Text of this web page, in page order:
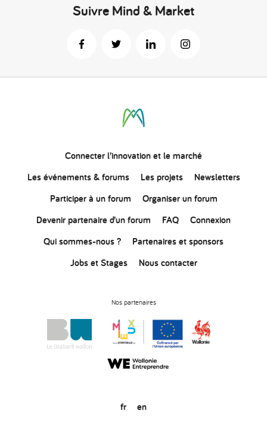
Suivre Mind & Market
Connecterl’innovationet le marché
Les événements & forums
Les projets
Newsletters
Participer à un forum
Organiser un forum
Devenir partenaire d’un forum
FAQ
Connexion
Qui sommes-nous ?
Partenaires et sponsors
Jobs et Stages
Nous contacter
Nos partenaires
fr en